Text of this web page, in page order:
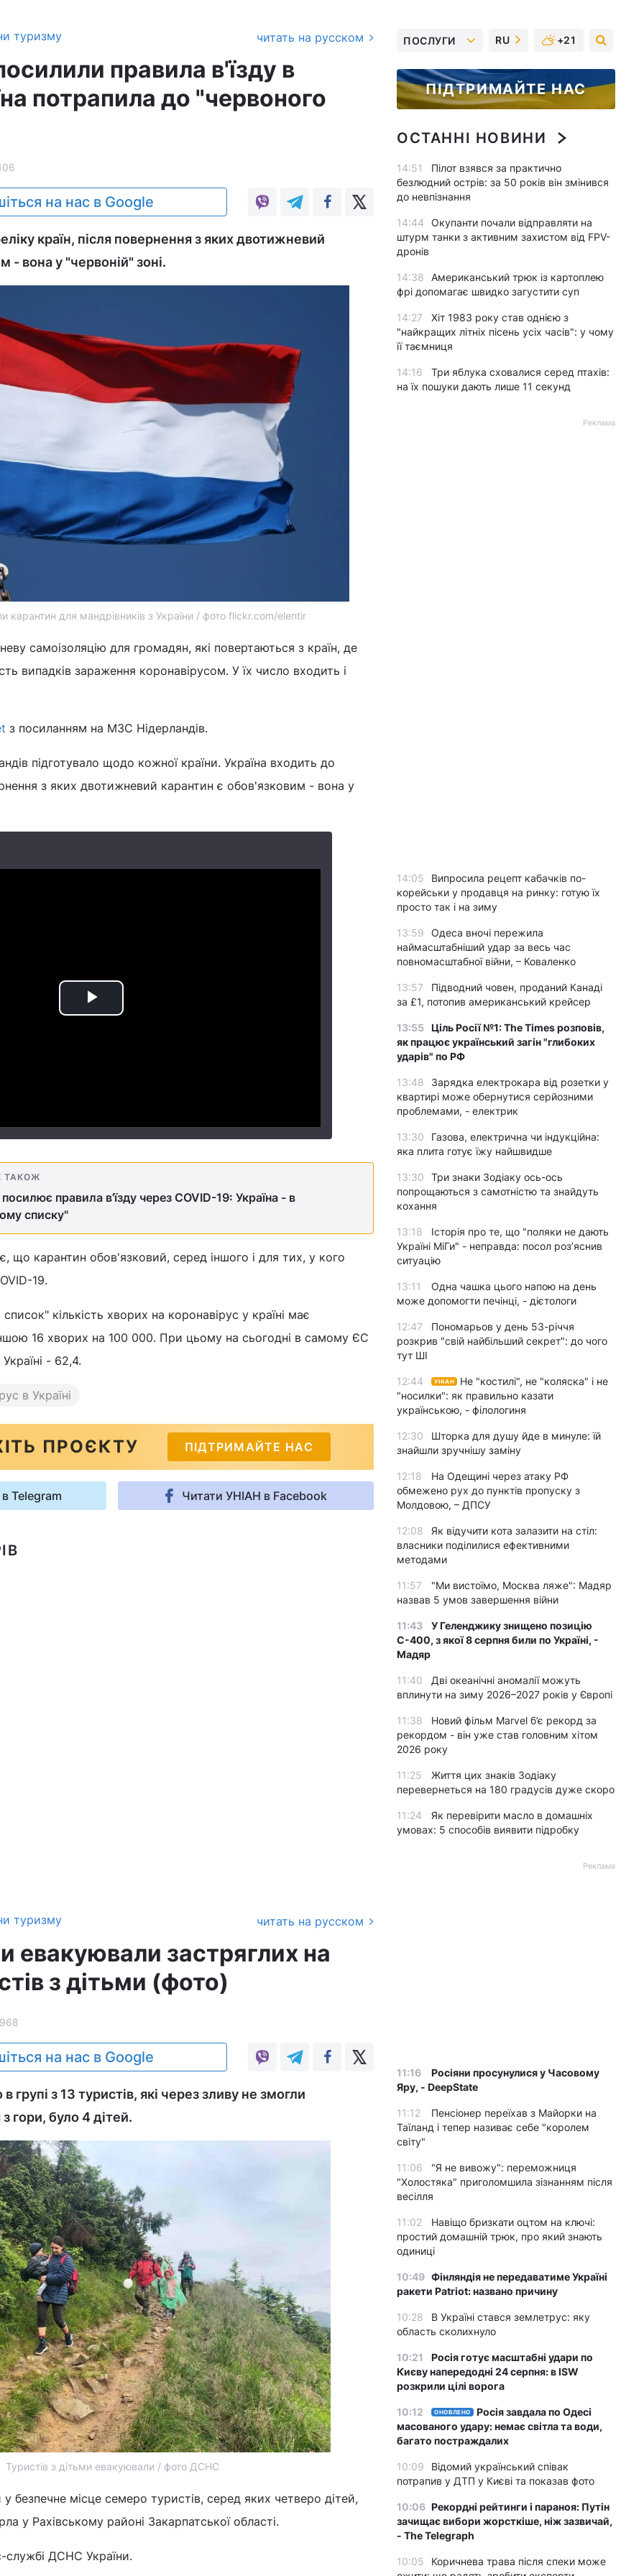
туризму читать на русском
правила в'їзду в
потрапила до "червоного
на нас в Google
країн, після повернення з яких двотижневий
- вона у "червоній" зоні.
карантин для мандрівників з України / фото flickr.com/elentir
самоізоляцію для громадян, які повертаються з країн, де
випадків зараження коронавірусом. У їх число входить і
з посиланням на МЗС Нідерландів.
підготувало щодо кожної країни. Україна входить до
з яких двотижневий карантин є обов'язковим - вона у
Play
ТАКОЖ
правила в'їзду через COVID-19: Україна - в
списку"
що карантин обов'язковий, серед іншого і для тих, у кого
19.
кількість хворих на коронавірус у країні має
16 хворих на 100 000. При цьому на сьогодні в самому ЄС
- 62,4.
в Україні
ПРОЄКТУ ПІДТРИМАЙТЕ НАС
Telegram Читати УНІАН в Facebook
туризму читать на русском
евакуювали застряглих на
з дітьми (фото)
на нас в Google
з 13 туристів, які через зливу не змогли
гори, було 4 дітей.
Туристів з дітьми евакуювали / фото ДСНС
безпечне місце семеро туристів, серед яких четверо дітей,
у Рахівському районі Закарпатської області.
службі ДСНС України.
ПОСЛУГИ RU +21
ПІДТРИМАЙТЕ НАС
ОСТАННІ НОВИНИ
14:51
Пілот взявся за практично
безлюдний острів: за 50 років він змінився
до невпізнання
14:44
Окупанти почали відправляти на
штурм танки з активним захистом від FPV-
дронів
14:38
Американський трюк із картоплею
фрі допомагає швидко загустити суп
14:27
Хіт 1983 року став однією з
"найкращих літніх пісень усіх часів": у чому
її таємниця
14:16
Три яблука сховалися серед птахів:
на їх пошуки дають лише 11 секунд
Реклама
14:05
Випросила рецепт кабачків по-
корейськи у продавця на ринку: готую їх
просто так і на зиму
13:59
Одеса вночі пережила
наймасштабніший удар за весь час
повномасштабної війни, – Коваленко
13:57
Підводний човен, проданий Канаді
за £1, потопив американський крейсер
13:55 Ціль Росії №1: The Times розповів,
як працює український загін "глибоких
ударів" по РФ
13:48
Зарядка електрокара від розетки у
квартирі може обернутися серйозними
проблемами, - електрик
13:30
Газова, електрична чи індукційна:
яка плита готує їжу найшвидше
13:30
Три знаки Зодіаку ось-ось
попрощаються з самотністю та знайдуть
кохання
13:18
Історія про те, що "поляки не дають
Україні МіГи" - неправда: посол роз’яснив
ситуацію
13:11
Одна чашка цього напою на день
може допомогти печінці, - дієтологи
12:47
Пономарьов у день 53-річчя
розкрив "свій найбільший секрет": до чого
тут ШІ
12:44 УНІАН
Не "костилі", не "коляска" і не
"носилки": як правильно казати
українською, - філологиня
12:30
Шторка для душу йде в минуле: їй
знайшли зручнішу заміну
12:18
На Одещині через атаку РФ
обмежено рух до пунктів пропуску з
Молдовою, – ДПСУ
12:08
Як відучити кота залазити на стіл:
власники поділилися ефективними
методами
11:57
"Ми вистоїмо, Москва ляже": Мадяр
назвав 5 умов завершення війни
11:43
У Геленджику знищено позицію
С-400, з якої 8 серпня били по Україні, -
Мадяр
11:40
Дві океанічні аномалії можуть
вплинути на зиму 2026–2027 років у Європі
11:38
Новий фільм Marvel б’є рекорд за
рекордом - він уже став головним хітом
2026 року
11:25
Життя цих знаків Зодіаку
перевернеться на 180 градусів дуже скоро
11:24
Як перевірити масло в домашніх
умовах: 5 способів виявити підробку
Реклама
11:16
Росіяни просунулися у Часовому
Яру, - DeepState
11:12
Пенсіонер переїхав з Майорки на
Таїланд і тепер називає себе "королем
світу"
11:06
"Я не вивожу": переможниця
"Холостяка" приголомшила зізнанням після
весілля
11:02
Навіщо бризкати оцтом на ключі:
простий домашній трюк, про який знають
одиниці
10:49 Фінляндія не передаватиме Україні
ракети Patriot: названо причину
10:28
В Україні стався землетрус: яку
область сколихнуло
10:21
Росія готує масштабні удари по
Києву напередодні 24 серпня: в ISW
розкрили цілі ворога
10:12 ОНОВЛЕНО
Росія завдала по Одесі
масованого удару: немає світла та води,
багато постраждалих
10:09
Відомий український співак
потрапив у ДТП у Києві та показав фото
10:06 Рекордні рейтинги і параноя: Путін
зачищає вибори жорсткіше, ніж зазвичай,
- The Telegraph
10:05
Коричнева трава після спеки може